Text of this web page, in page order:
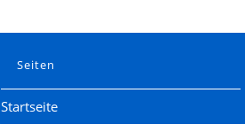
Seiten
Startseite